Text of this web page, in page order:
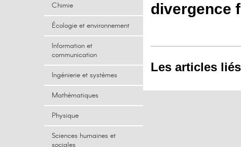
Chimie
Écologie et environnement
Information et
communication
Ingénierie et systèmes
Mathématiques
Physique
Sciences humaines et
sociales
divergence
Les articles